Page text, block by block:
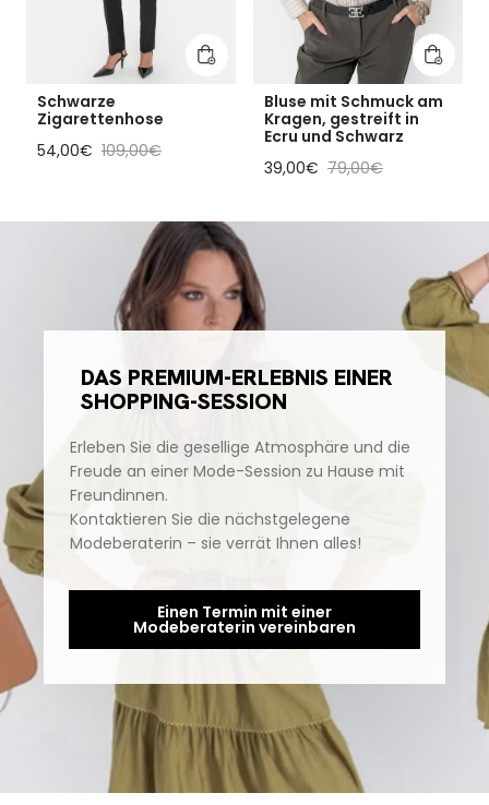
In den Warenkorb legen
Schwarze
Zigarettenhose
Reduzierter Preis
54,00€ Regulärer Preis
109,00€
In den
Bluse mit Schmuck am
Kragen, gestreift in
Ecru und Schwarz
Reduzierter Preis
39,00€ Regulärer Preis
79,00€
DAS PREMIUM-ERLEBNIS EINER
SHOPPING-SESSION
Erleben Sie die gesellige Atmosphäre und die
Freude an einer Mode-Session zu Hause mit
Freundinnen.
Kontaktieren Sie die nächstgelegene
Modeberaterin – sie verrät Ihnen alles!
Einen Termin mit einer
Modeberaterin vereinbaren